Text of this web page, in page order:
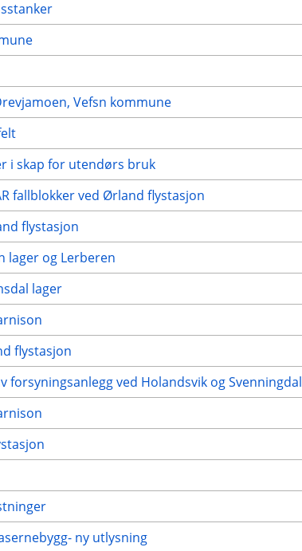
Vefsn kommune
i skap for utendørs bruk
fallblokker ved Ørland flystasjon
flystasjon
lager og Lerberen
lager
flystasjon
forsyningsanlegg ved Holandsvik og Svenningdal
ny utlysning